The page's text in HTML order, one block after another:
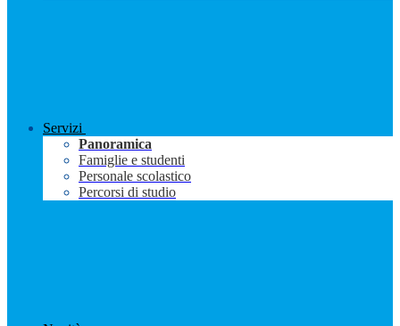
Servizi
Panoramica
Famiglie e studenti
Personale scolastico
Percorsi di studio